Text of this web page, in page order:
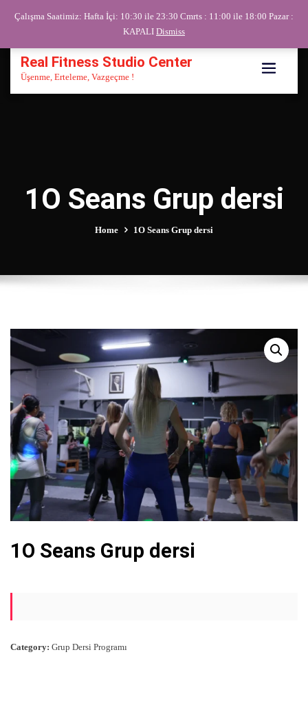
Real Fitness Studio Center
Üşenme, Erteleme, Vazgeçme !
1O Seans Grup dersi
Home 1O Seans Grup dersi
1O Seans Grup dersi
Category: Grup Dersi Programı
Çalışma Saatimiz: Hafta İçi: 10:30 ile 23:30 Cmrts : 11:00 ile 18:00 Pazar :
KAPALI Dismiss